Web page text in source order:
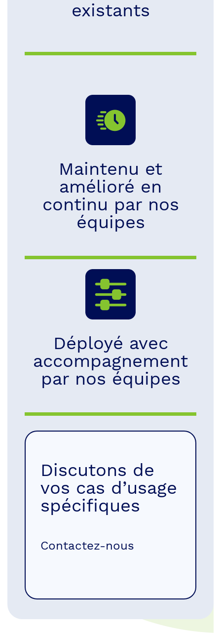
existants
Maintenu et
amélioré en
continu par nos
équipes
Déployé avec
accompagnement
par nos équipes
Discutons de
vos cas d’usage
spécifiques
Contactez-nous